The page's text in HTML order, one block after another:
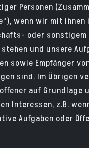
Personen
wenn wir mit ihnen
oder
und unsere
sowie Empfänger
sind. Im Übrigen
auf Grundlage
Interessen, z.B.
Aufgaben oder